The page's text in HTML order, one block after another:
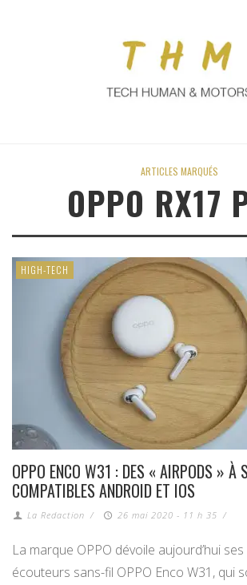
ARTICLES MARQUÉS
OPPO RX17
HIGH-TECH
OPPO ENCO W31 : DES « AIRPODS » À
COMPATIBLES ANDROID ET IOS
La Redaction / 26 mai 2020 - 11 h 35 /
La marque OPPO dévoile aujourd’hui
écouteurs sans-fil OPPO Enco W31, qui